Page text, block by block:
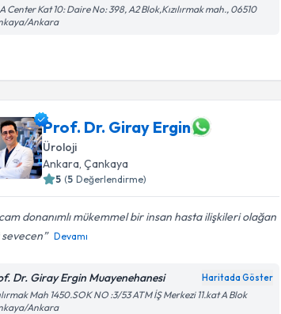
Center Kat 10: Daire No: 398, A2 Blok,Kızılırmak mah., 06510
Ankara
Prof. Dr. Giray Ergin
Üroloji
Ankara, Çankaya
5 (5 Değerlendirme)
donanımlı mükemmel bir insan hasta ilişkileri olağan
sevecen
Devamı
Dr. Giray Ergin Muayenehanesi Haritada Göster
Mah 1450.SOK NO :3/53 ATM İŞ Merkezi 11.kat A Blok
Ankara